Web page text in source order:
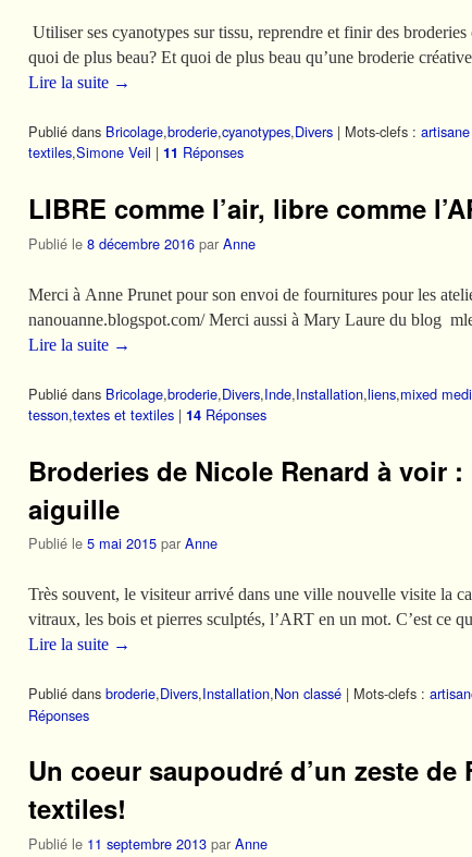
Utiliser ses cyanotypes sur tissu, reprendre et finir des
quoi de plus beau? Et quoi de plus beau qu’une broderie
Lire la suite →
Publié dans Bricolage,broderie,cyanotypes,Divers | Mots-clefs :
textiles,Simone Veil | 11 Réponses
LIBRE comme l’air, libre comme
Publié le 8 décembre 2016 par Anne
Merci à Anne Prunet pour son envoi de fournitures pour les
nanouanne.blogspot.com/ Merci aussi à Mary Laure du blog
Lire la suite →
Publié dans Bricolage,broderie,Divers,Inde,Installation,liens,mixed
tesson,textes et textiles | 14 Réponses
Broderies de Nicole Renard à voir
aiguille
Publié le 5 mai 2015 par Anne
Très souvent, le visiteur arrivé dans une ville nouvelle visite la
vitraux, les bois et pierres sculptés, l’ART en un mot. C’est ce
Lire la suite →
Publié dans broderie,Divers,Installation,Non classé | Mots-clefs :
Réponses
Un coeur saupoudré d’un zeste
textiles!
Publié le 11 septembre 2013 par Anne